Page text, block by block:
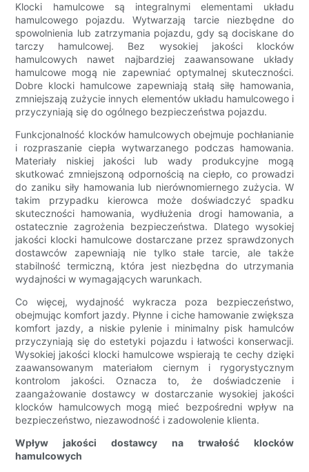
Klocki hamulcowe są integralnymi elementami układu
hamulcowego pojazdu. Wytwarzają tarcie niezbędne do
spowolnienia lub zatrzymania pojazdu, gdy są dociskane do
tarczy hamulcowej. Bez wysokiej jakości klocków
hamulcowych nawet najbardziej zaawansowane układy
hamulcowe mogą nie zapewniać optymalnej skuteczności.
Dobre klocki hamulcowe zapewniają stałą siłę hamowania,
zmniejszają zużycie innych elementów układu hamulcowego i
przyczyniają się do ogólnego bezpieczeństwa pojazdu.
Funkcjonalność klocków hamulcowych obejmuje pochłanianie
i rozpraszanie ciepła wytwarzanego podczas hamowania.
Materiały niskiej jakości lub wady produkcyjne mogą
skutkować zmniejszoną odpornością na ciepło, co prowadzi
do zaniku siły hamowania lub nierównomiernego zużycia. W
takim przypadku kierowca może doświadczyć spadku
skuteczności hamowania, wydłużenia drogi hamowania, a
ostatecznie zagrożenia bezpieczeństwa. Dlatego wysokiej
jakości klocki hamulcowe dostarczane przez sprawdzonych
dostawców zapewniają nie tylko stałe tarcie, ale także
stabilność termiczną, która jest niezbędna do utrzymania
wydajności w wymagających warunkach.
Co więcej, wydajność wykracza poza bezpieczeństwo,
obejmując komfort jazdy. Płynne i ciche hamowanie zwiększa
komfort jazdy, a niskie pylenie i minimalny pisk hamulców
przyczyniają się do estetyki pojazdu i łatwości konserwacji.
Wysokiej jakości klocki hamulcowe wspierają te cechy dzięki
zaawansowanym materiałom ciernym i rygorystycznym
kontrolom jakości. Oznacza to, że doświadczenie i
zaangażowanie dostawcy w dostarczanie wysokiej jakości
klocków hamulcowych mogą mieć bezpośredni wpływ na
bezpieczeństwo, niezawodność i zadowolenie klienta.
Wpływ jakości dostawcy na trwałość klocków
hamulcowych